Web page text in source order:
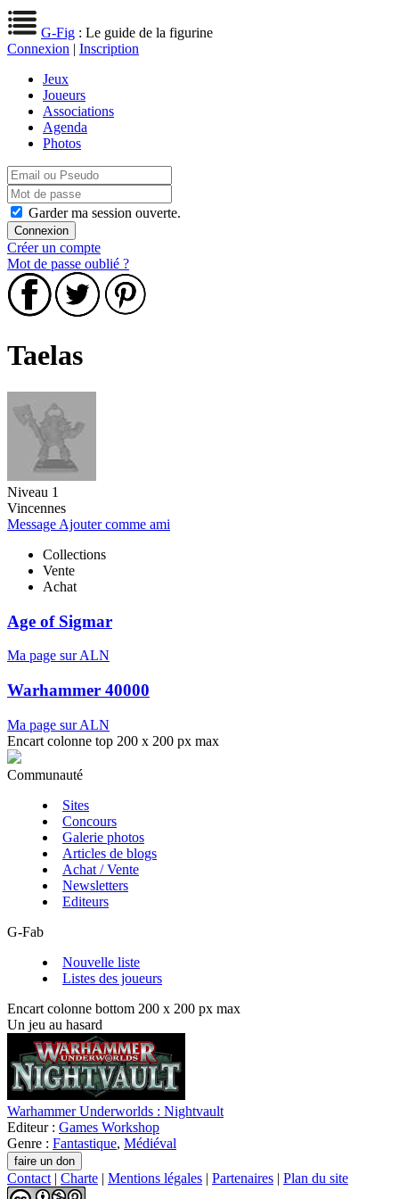
G-Fig : Le guide de la figurine
Connexion | Inscription
Jeux
Joueurs
Associations
Agenda
Photos
Garder ma session ouverte.
Créer un compte
Mot de passe oublié ?
Taelas
Niveau 1
Vincennes
Message Ajouter comme ami
Collections
Vente
Achat
Age of Sigmar
Ma page sur ALN
Warhammer 40000
Ma page sur ALN
Encart colonne top 200 x 200 px max
Communauté
Sites
Concours
Galerie photos
Articles de blogs
Achat / Vente
Newsletters
Editeurs
G-Fab
Nouvelle liste
Listes des joueurs
Encart colonne bottom 200 x 200 px max
Un jeu au hasard
Warhammer Underworlds : Nightvault
Editeur : Games Workshop
Genre : Fantastique, Médiéval
Contact | Charte | Mentions légales | Partenaires | Plan du site